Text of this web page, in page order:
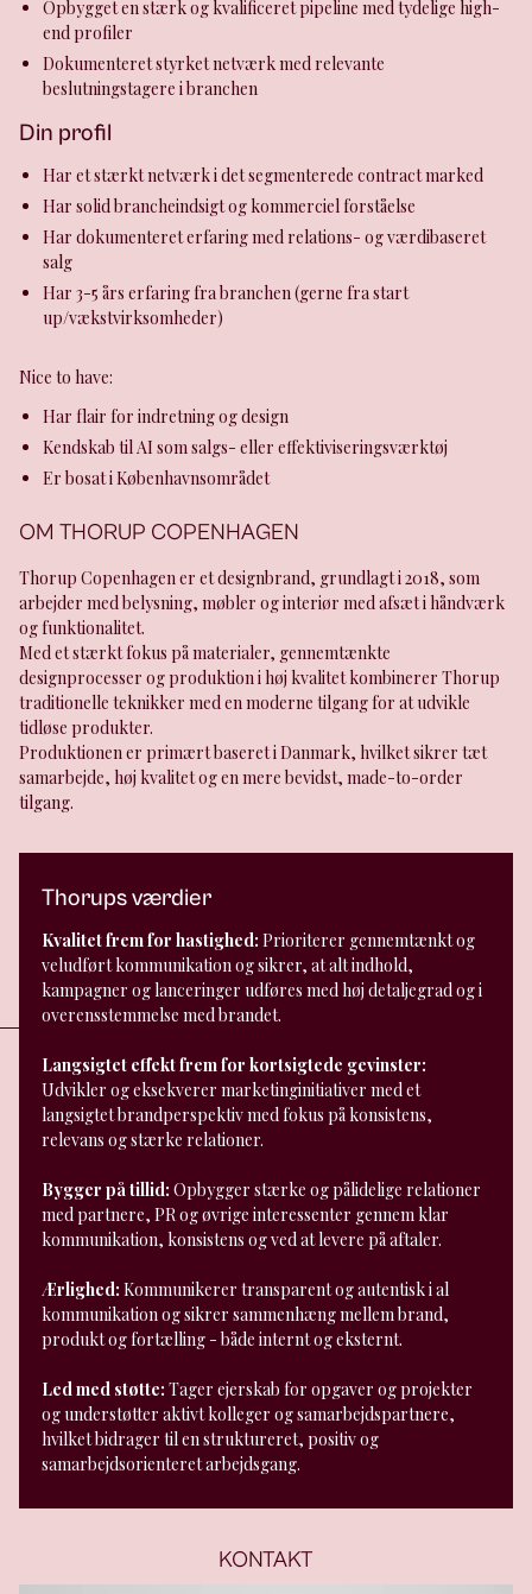
Opbygget en stærk og kvalificeret pipeline med tydelige high-
end profiler
Dokumenteret styrket netværk med relevante
beslutningstagere i branchen
Din profil
Har et stærkt netværk i det segmenterede contract marked
Har solid brancheindsigt og kommerciel forståelse
Har dokumenteret erfaring med relations- og værdibaseret
salg
Har 3-5 års erfaring fra branchen (gerne fra start
up/vækstvirksomheder)
Nice to have:
Har flair for indretning og design
Kendskab til AI som salgs- eller effektiviseringsværktøj
Er bosat i Københavnsområdet
OM THORUP COPENHAGEN
Thorup Copenhagen er et designbrand, grundlagt i 2018, som
arbejder med belysning, møbler og interiør med afsæt i håndværk
og funktionalitet.
Med et stærkt fokus på materialer, gennemtænkte
designprocesser og produktion i høj kvalitet kombinerer Thorup
traditionelle teknikker med en moderne tilgang for at udvikle
tidløse produkter.
Produktionen er primært baseret i Danmark, hvilket sikrer tæt
samarbejde, høj kvalitet og en mere bevidst, made-to-order
tilgang.
Thorups værdier
Kvalitet frem for hastighed:Prioriterer gennemtænkt og
veludført kommunikation og sikrer, at alt indhold,
kampagner og lanceringer udføres med høj detaljegrad og i
overensstemmelse med brandet.
Langsigtet effekt frem for kortsigtede gevinster:
Udvikler og eksekverer marketinginitiativer med et
langsigtet brandperspektiv med fokus på konsistens,
relevans og stærke relationer.
Bygger på tillid:Opbygger stærke og pålidelige relationer
med partnere, PR og øvrige interessenter gennem klar
kommunikation, konsistens og ved at levere på aftaler.
Ærlighed: Kommunikerer transparent og autentisk i al
kommunikation og sikrer sammenhæng mellem brand,
produkt og fortælling - både internt og eksternt.
Led med støtte: Tager ejerskab for opgaver og projekter
og understøtter aktivt kolleger og samarbejdspartnere,
hvilket bidrager til en struktureret, positiv og
samarbejdsorienteret arbejdsgang.
KONTAKT